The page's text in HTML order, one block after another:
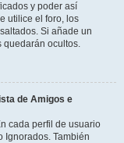
y poder así
utilice el foro, los
Si añade un
quedarán ocultos.
de Amigos e
cada perfil de usuario
Ignorados. También